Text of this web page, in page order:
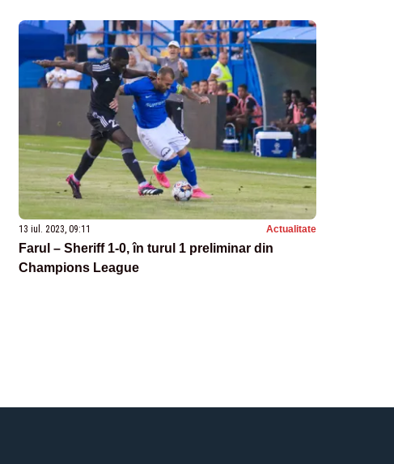
13 iul. 2023, 09:11 Actualitate
Farul – Sheriff 1-0, în turul 1 preliminar din
Champions League